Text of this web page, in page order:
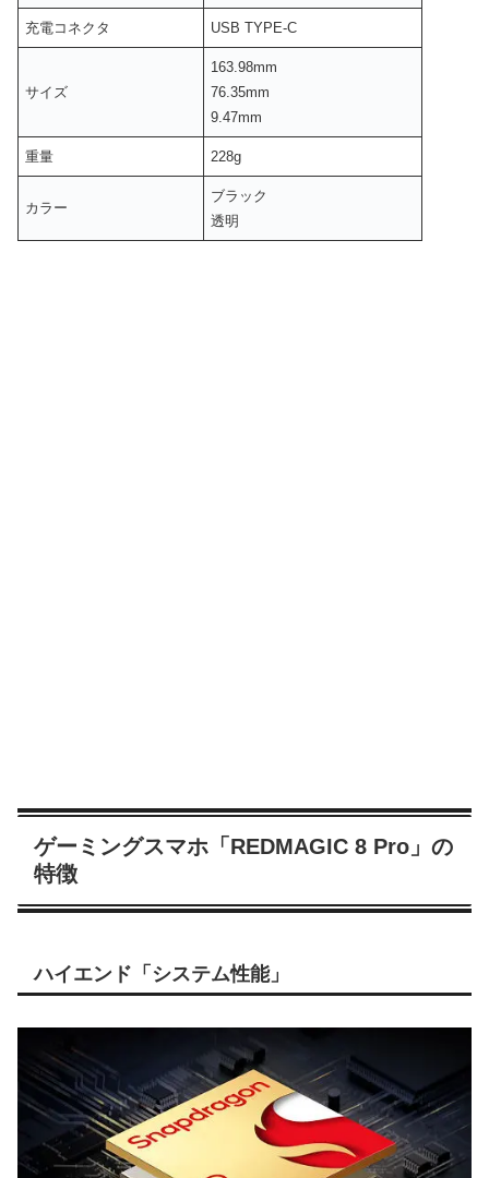
充電コネクタ USB TYPE-C
サイズ
163.98mm
76.35mm
9.47mm
重量 228g
カラー
ブラック
透明
ゲーミングスマホ「REDMAGIC 8 Pro」の
特徴
ハイエンド「システム性能」